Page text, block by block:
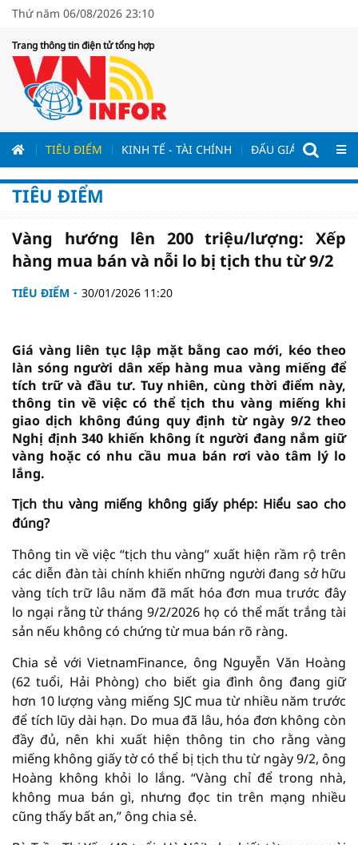
Thứ năm 06/08/2026 23:10
Trang thông tin điện tử tổng hợp
TIÊU ĐIỂM KINH TẾ - TÀI CHÍNH ĐẤU GIÁ - ĐẤU
TIÊU ĐIỂM
Vàng hướng lên 200 triệu/lượng: Xếp
hàng mua bán và nỗi lo bị tịch thu từ 9/2
TIÊU ĐIỂM 30/01/2026 11:20
Giá vàng liên tục lập mặt bằng cao mới, kéo theo
làn sóng người dân xếp hàng mua vàng miếng để
tích trữ và đầu tư. Tuy nhiên, cùng thời điểm này,
thông tin về việc có thể tịch thu vàng miếng khi
giao dịch không đúng quy định từ ngày 9/2 theo
Nghị định 340 khiến không ít người đang nắm giữ
vàng hoặc có nhu cầu mua bán rơi vào tâm lý lo
lắng.
Tịch thu vàng miếng không giấy phép: Hiểu sao cho
đúng?
Thông tin về việc “tịch thu vàng” xuất hiện rầm rộ trên
các diễn đàn tài chính khiến những người đang sở hữu
vàng tích trữ lâu năm đã mất hóa đơn mua trước đây
lo ngại rằng từ tháng 9/2/2026 họ có thể mất trắng tài
sản nếu không có chứng từ mua bán rõ ràng.
Chia sẻ với VietnamFinance, ông Nguyễn Văn Hoàng
(62 tuổi, Hải Phòng) cho biết gia đình ông đang giữ
hơn 10 lượng vàng miếng SJC mua từ nhiều năm trước
để tích lũy dài hạn. Do mua đã lâu, hóa đơn không còn
đầy đủ, nên khi xuất hiện thông tin cho rằng vàng
miếng không giấy tờ có thể bị tịch thu từ ngày 9/2, ông
Hoàng không khỏi lo lắng. “Vàng chỉ để trong nhà,
không mua bán gì, nhưng đọc tin trên mạng nhiều
cũng thấy bất an,” ông chia sẻ.